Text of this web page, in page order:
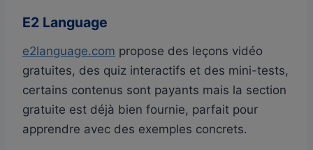
E2 Language
e2language.com propose des leçons vidéo
gratuites, des quiz interactifs et des mini-tests,
certains contenus sont payants mais la section
gratuite est déjà bien fournie, parfait pour
apprendre avec des exemples concrets.